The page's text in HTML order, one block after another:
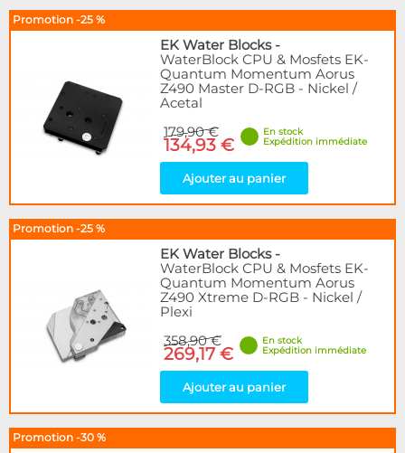
Promotion -25 %
EK Water Blocks-
WaterBlock CPU & Mosfets EK-
Quantum Momentum Aorus
Z490 Master D-RGB - Nickel /
Acetal
179,90 €
134,93 €
En stock
Expédition immédiate
Ajouter au panier
Promotion -25 %
EK Water Blocks-
WaterBlock CPU & Mosfets EK-
Quantum Momentum Aorus
Z490 Xtreme D-RGB - Nickel /
Plexi
358,90 €
269,17 €
En stock
Expédition immédiate
Ajouter au panier
Promotion -30 %